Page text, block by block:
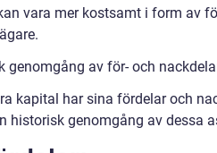
vara mer kostsamt i form av
genomgång av för- och
kapital har sina fördelar och
historisk genomgång av dessa